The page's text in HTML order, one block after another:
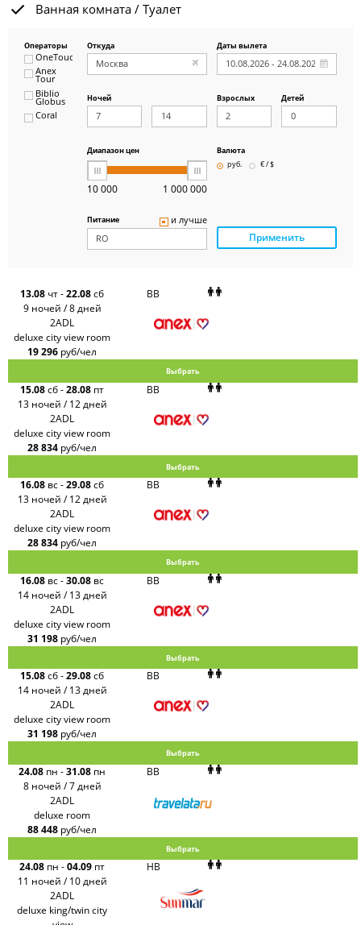
Ванная комната / Туалет
Операторы
OneTouch&Travel
Anex
Tour
Biblio
Globus
Coral
Alean
Sunmar
PlanTravel
FUN&SUN
ex TUI
Крымская
Волна
Russian
Интурист
Travelata
Откуда Даты вылета
Ночей Взрослых Детей
Диапазон цен
10 000 1 000 000
Валюта
руб.
€ / $
Питание и лучше
Применить
13.08 чт-22.08сб
9 ночей / 8 дней
BB
2ADL
deluxe city view room
19 296 руб/чел
Выбрать
15.08сб-28.08 пт
13 ночей / 12 дней
BB
2ADL
deluxe city view room
28 834 руб/чел
Выбрать
16.08 вс-29.08сб
13 ночей / 12 дней
BB
2ADL
deluxe city view room
28 834 руб/чел
Выбрать
16.08 вс-30.08 вс
14 ночей / 13 дней
BB
2ADL
deluxe city view room
31 198 руб/чел
Выбрать
15.08сб-29.08сб
14 ночей / 13 дней
BB
2ADL
deluxe city view room
31 198 руб/чел
Выбрать
24.08 пн -31.08 пн
8 ночей / 7 дней
BB
2ADL
deluxe room
88 448 руб/чел
Выбрать
24.08 пн -04.09 пт
11 ночей / 10 дней
HB
2ADL
deluxe king/twin city